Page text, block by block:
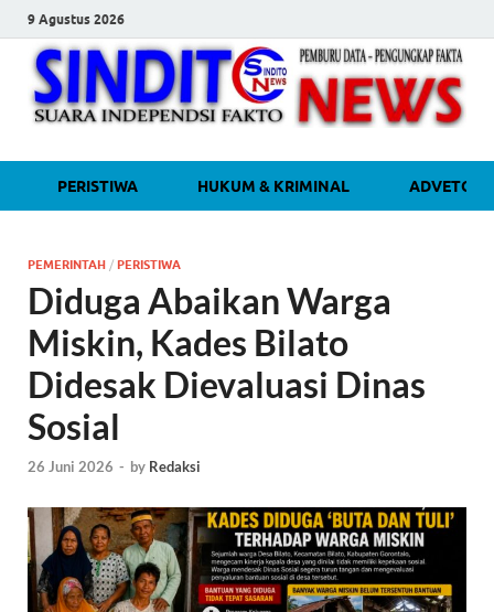
9 Agustus 2026
Media Independen Faktual dan
Terpercaya
PERISTIWA HUKUM & KRIMINAL
PEMERINTAH / PERISTIWA
Diduga Abaikan Warga
Miskin, Kades Bilato
Didesak Dievaluasi Dinas
Sosial
26 Juni 2026 - by Redaksi